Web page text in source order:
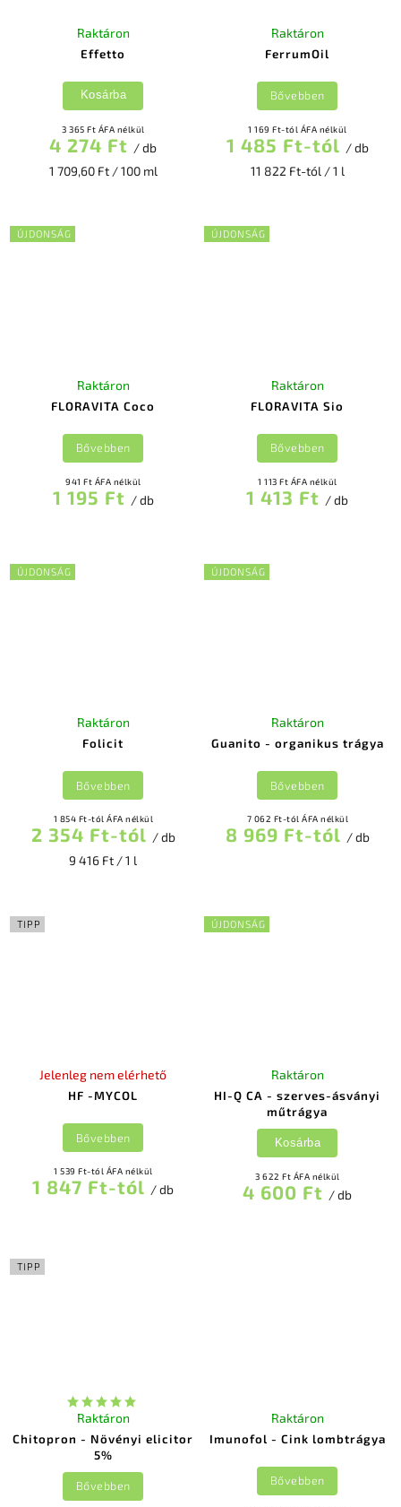
Effetto
Raktáron
3 365 Ft ÁFA nélkül
4 274 Ft / db
1 709,60 Ft / 100 ml
Kosárba
FerrumOil
Raktáron
1 169 Ft-tól ÁFA nélkül
1 485 Ft-tól / db
11 822 Ft-tól / 1 l
Bővebben
ÚJDONSÁG
FLORAVITA Coco
Raktáron
941 Ft ÁFA nélkül
1 195 Ft / db
Bővebben
ÚJDONSÁG
FLORAVITA Sio
Raktáron
1 113 Ft ÁFA nélkül
1 413 Ft / db
Bővebben
ÚJDONSÁG
Folicit
Raktáron
1 854 Ft-tól ÁFA nélkül
2 354 Ft-tól / db
9 416 Ft / 1 l
Bővebben
ÚJDONSÁG
Guanito - organikus trágya
Raktáron
7 062 Ft-tól ÁFA nélkül
8 969 Ft-tól / db
Bővebben
TIPP
HF -MYCOL
Jelenleg nem elérhető
1 539 Ft-tól ÁFA nélkül
1 847 Ft-tól / db
Bővebben
ÚJDONSÁG
HI-Q CA - szerves-ásványi
műtrágya
Raktáron
3 622 Ft ÁFA nélkül
4 600 Ft / db
Kosárba
TIPP
Chitopron - Növényi elicitor
5%
Raktáron
Bővebben
Imunofol - Cink lombtrágya
Raktáron
Bővebben